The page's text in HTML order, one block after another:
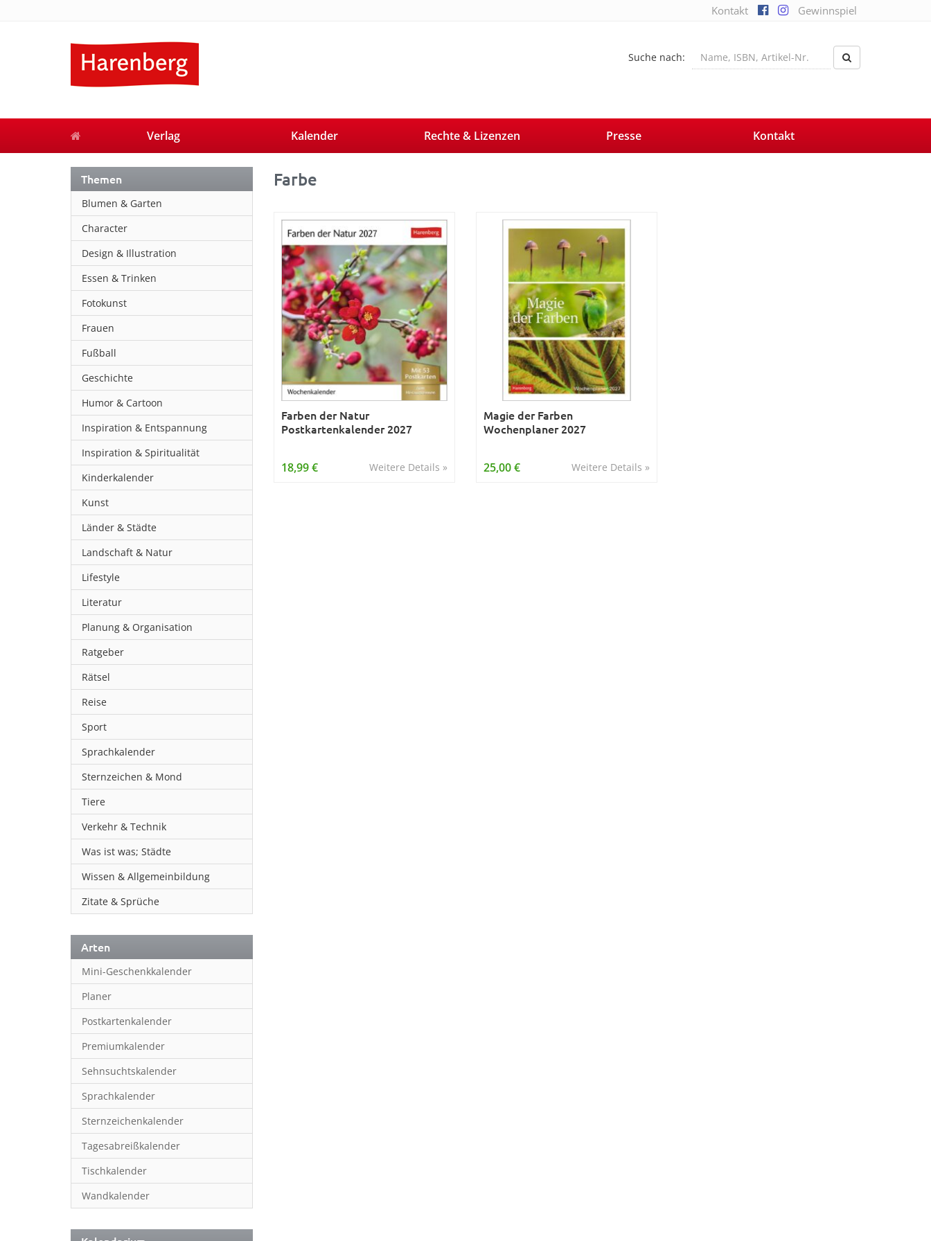
Kontakt Gewinnspiel
Suche nach:
Verlag Kalender Rechte & Lizenzen Presse Kontakt
Themen
Blumen & Garten
Character
Design & Illustration
Essen & Trinken
Fotokunst
Frauen
Fußball
Geschichte
Humor & Cartoon
Inspiration & Entspannung
Inspiration & Spiritualität
Kinderkalender
Kunst
Länder & Städte
Landschaft & Natur
Lifestyle
Literatur
Planung & Organisation
Ratgeber
Rätsel
Reise
Sport
Sprachkalender
Sternzeichen & Mond
Tiere
Verkehr & Technik
Was ist was; Städte
Wissen & Allgemeinbildung
Zitate & Sprüche
Arten
Mini-Geschenkkalender
Planer
Postkartenkalender
Premiumkalender
Sehnsuchtskalender
Sprachkalender
Sternzeichenkalender
Tagesabreißkalender
Tischkalender
Wandkalender
Farbe
Farben der Natur
Postkartenkalender 2027
Weitere Details »
18,99 €
Magie der Farben
Wochenplaner 2027
Weitere Details »
25,00 €